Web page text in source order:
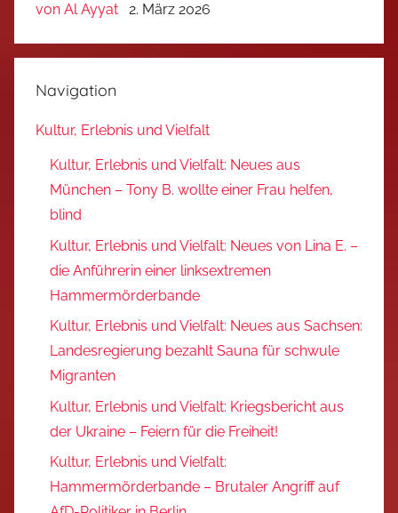
von Al Ayyat
2. März 2026
Navigation
Kultur, Erlebnis und Vielfalt
Kultur, Erlebnis und Vielfalt: Neues aus
München – Tony B. wollte einer Frau helfen,
blind
Kultur, Erlebnis und Vielfalt: Neues von Lina E. –
die Anführerin einer linksextremen
Hammermörderbande
Kultur, Erlebnis und Vielfalt: Neues aus Sachsen:
Landesregierung bezahlt Sauna für schwule
Migranten
Kultur, Erlebnis und Vielfalt: Kriegsbericht aus
der Ukraine – Feiern für die Freiheit!
Kultur, Erlebnis und Vielfalt:
Hammermörderbande – Brutaler Angriff auf